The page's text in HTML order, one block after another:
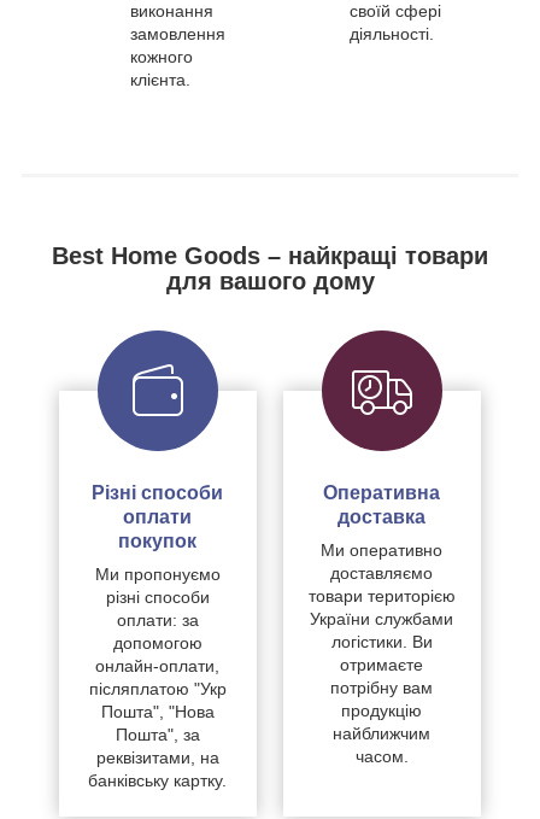
виконання
замовлення
кожного
клієнта.
своїй сфері
діяльності.
Best Home Goods – найкращі товари
для вашого дому
Різні способи
оплати
покупок
Ми пропонуємо
різні способи
оплати: за
допомогою
онлайн-оплати,
післяплатою "Укр
Пошта", "Нова
Пошта", за
реквізитами, на
банківську картку.
Оперативна
доставка
Ми оперативно
доставляємо
товари територією
України службами
логістики. Ви
отримаєте
потрібну вам
продукцію
найближчим
часом.